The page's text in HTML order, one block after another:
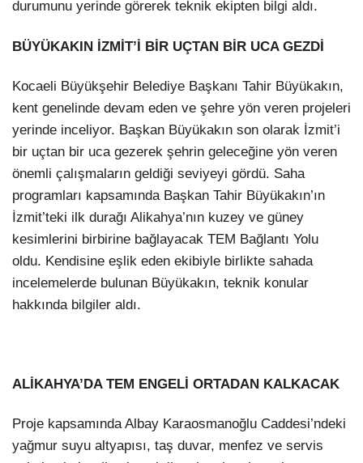
durumunu yerinde görerek teknik ekipten bilgi aldı.
BÜYÜKAKIN İZMİT’İ BİR UÇTAN BİR UCA GEZDİ
Kocaeli Büyükşehir Belediye Başkanı Tahir Büyükakın,
kent genelinde devam eden ve şehre yön veren projeleri
yerinde inceliyor. Başkan Büyükakın son olarak İzmit’i
bir uçtan bir uca gezerek şehrin geleceğine yön veren
önemli çalışmaların geldiği seviyeyi gördü. Saha
programları kapsamında Başkan Tahir Büyükakın’ın
İzmit’teki ilk durağı Alikahya’nın kuzey ve güney
kesimlerini birbirine bağlayacak TEM Bağlantı Yolu
oldu. Kendisine eşlik eden ekibiyle birlikte sahada
incelemelerde bulunan Büyükakın, teknik konular
hakkında bilgiler aldı.
ALİKAHYA’DA TEM ENGELİ ORTADAN KALKACAK
Proje kapsamında Albay Karaosmanoğlu Caddesi’ndeki
yağmur suyu altyapısı, taş duvar, menfez ve servis